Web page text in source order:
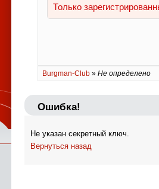
Burgman-Club » Не определено
Ошибка!
Не указан секретный ключ.
Вернуться назад